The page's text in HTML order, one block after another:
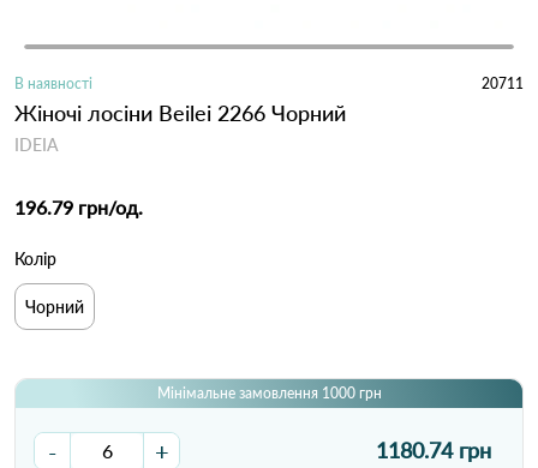
В наявності 20711
Жіночі лосіни Beilei 2266 Чорний
IDEIA
196.79 грн/од.
Колір
Чорний
Мінімальне замовлення 1000 грн
- + 1180.74 грн